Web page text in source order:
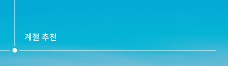
계절 추천